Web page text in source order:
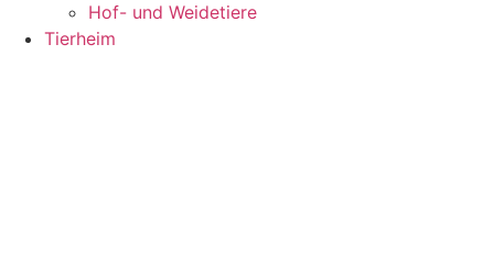
Hof- und Weidetiere
Tierheim